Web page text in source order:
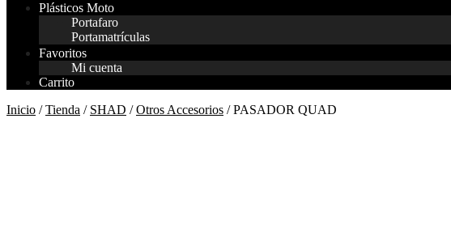
Plásticos Moto
Portafaro
Portamatrículas
Favoritos
Mi cuenta
Carrito
Inicio /Tienda / SHAD /Otros Accesorios / PASADOR QUAD